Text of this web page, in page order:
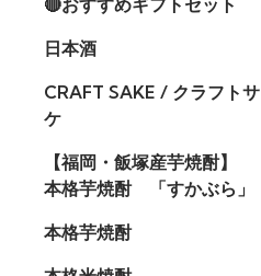
日本酒
CRAFT SAKE / クラフトサ
ケ
【福岡・飯塚産芋焼酎】
本格芋焼酎 「すかぶら」
本格芋焼酎